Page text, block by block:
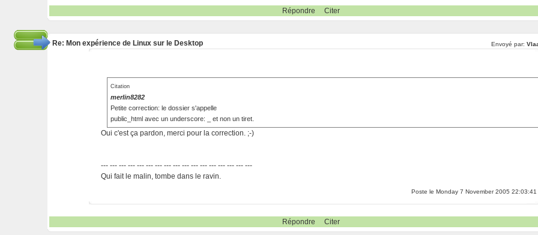
Répondre Citer
Re: Mon expérience de Linux sur le Desktop Envoyé par:
Citation
merlin8282
Petite correction: le dossier s'appelle
public_html avec un underscore: _ et non un tiret.
Oui c'est ça pardon, merci pour la correction. ;-)
--- --- --- --- --- --- --- --- --- --- --- --- --- --- --- --- ---
Qui fait le malin, tombe dans le ravin.
Poste le Monday 7 November 2005 22:03:41
Répondre Citer